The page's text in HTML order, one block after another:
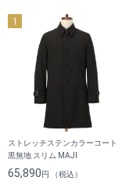
ストレッチステンカラーコート
黒無地 スリム MAJI
65,890円 （税込）